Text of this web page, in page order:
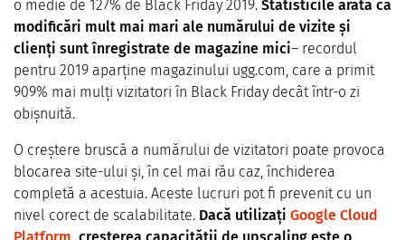
o medie de 127% de Black Friday 2019. Statisticile arată că
modificări mult mai mari ale numărului de vizite și
clienți sunt înregistrate de magazine mici– recordul
pentru 2019 aparține magazinului ugg.com, care a primit
909% mai mulți vizitatori în Black Friday decât într-o zi
obișnuită.
O creștere bruscă a numărului de vizitatori poate provoca
blocarea site-ului și, în cel mai rău caz, închiderea
completă a acestuia. Aceste lucruri pot fi prevenit cu un
nivel corect de scalabilitate. Dacă utilizați Google Cloud